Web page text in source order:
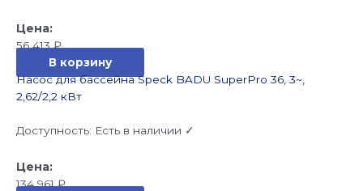
56 413₽
В корзину
Насос для бассейна Speck BADU SuperPro 36, 3~,
2,62/2,2 кВт
Доступность: Есть в наличии ✓
134 961₽